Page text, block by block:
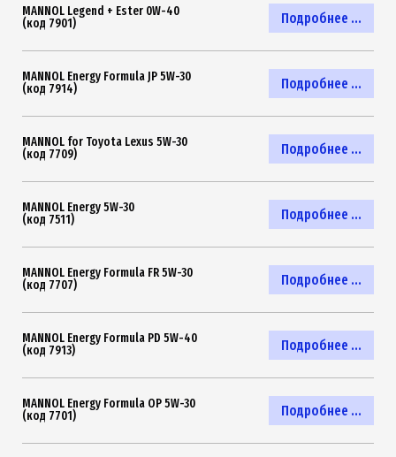
Подробнее ...
MANNOL Legend + Ester 0W-40
(код 7901)
Подробнее ...
MANNOL Energy Formula JP 5W-30
(код 7914)
Подробнее ...
MANNOL for Toyota Lexus 5W-30
(код 7709)
Подробнее ...
MANNOL Energy 5W-30
(код 7511)
Подробнее ...
MANNOL Energy Formula FR 5W-30
(код 7707)
Подробнее ...
MANNOL Energy Formula PD 5W-40
(код 7913)
Подробнее ...
MANNOL Energy Formula OP 5W-30
(код 7701)